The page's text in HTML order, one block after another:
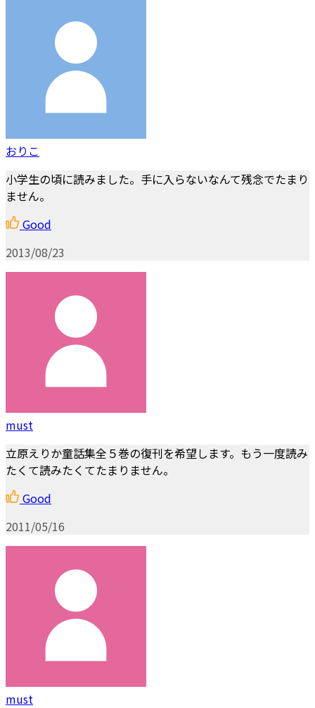
おりこ
小学生の頃に読みました。手に入らないなんて残念でたまり
ません。
Good
2013/08/23
must
立原えりか童話集全５巻の復刊を希望します。もう一度読み
たくて読みたくてたまりません。
Good
2011/05/16
must